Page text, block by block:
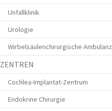
Unfallklinik
Urologie
Wirbelsäulenchirurgische Ambulanz
ZENTREN
Cochlea-Implantat-Zentrum
Endokrine Chirurgie